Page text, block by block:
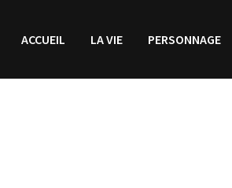
ACCUEIL LA VIE PERSONNAGE